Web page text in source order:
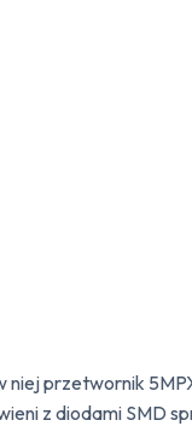
niej przetwornik
z diodami SMD